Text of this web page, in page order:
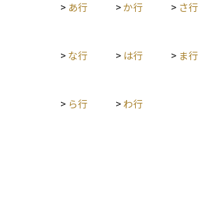
整することも有効です。適切なリスク管
> あ行 >か行 > さ行
> な行 > は行 > ま行
> ら行 > わ行